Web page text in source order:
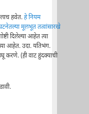
हवेत.हे नियम
मूलभूत तत्वांसारखे
दिलेल्या आहेत त्या
आहेत. उदा. यतिभंग.
करणे. (ही वाट हुंदक्याची